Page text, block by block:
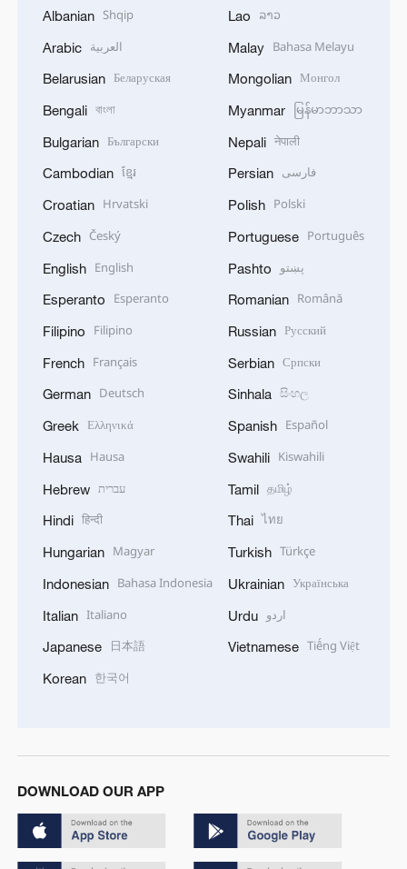
Albanian Shqip
Arabic العربية
Belarusian Беларуская
Bengali বাংলা
Bulgarian Български
Cambodian ខ្មែរ
Croatian Hrvatski
Czech Český
English English
Esperanto Esperanto
Filipino Filipino
French Français
German Deutsch
Greek Ελληνικά
Hausa Hausa
Hebrew עברית
Hindi हिन्दी
Hungarian Magyar
Indonesian Bahasa Indonesia
Italian Italiano
Japanese 日本語
Korean 한국어
Lao ລາວ
Malay Bahasa Melayu
Mongolian Монгол
Myanmar မြန်မာဘာသာ
Nepali नेपाली
Persian فارسی
Polish Polski
Portuguese Português
Pashto پښتو
Romanian Română
Russian Русский
Serbian Српски
Sinhala සිංහල
Spanish Español
Swahili Kiswahili
Tamil தமிழ்
Thai ไทย
Turkish Türkçe
Ukrainian Українська
Urdu اردو
Vietnamese Tiếng Việt
DOWNLOAD OUR APP